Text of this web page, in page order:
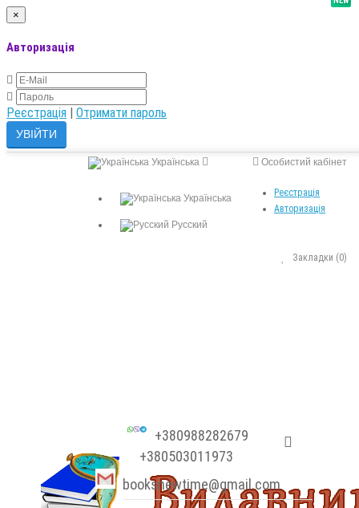
×
Авторизація
Реєстрація | Отримати пароль
Особистий кабінет
Реєстрація
Авторизація
Українська
Українська
Русский
Закладки (0)
+380988282679
+380503011973
booksnewtime@gmail.com